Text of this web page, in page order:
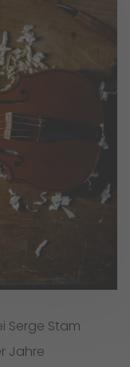
Serge Stam
Jahre